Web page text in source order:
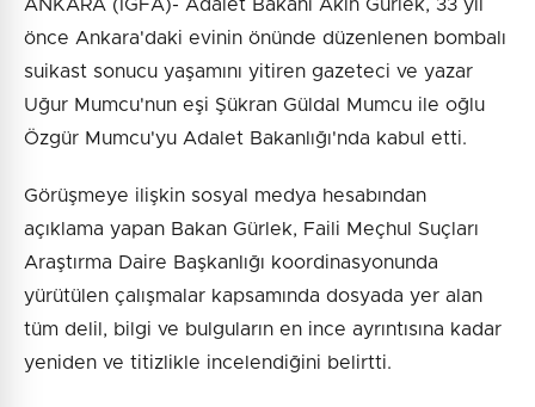
ANKARA (İGFA)- Adalet Bakanı Akın Gürlek, 33 yıl
önce Ankara'daki evinin önünde düzenlenen bombalı
suikast sonucu yaşamını yitiren gazeteci ve yazar
Uğur Mumcu'nun eşi Şükran Güldal Mumcu ile oğlu
Özgür Mumcu'yu Adalet Bakanlığı'nda kabul etti.
Görüşmeye ilişkin sosyal medya hesabından
açıklama yapan Bakan Gürlek, Faili Meçhul Suçları
Araştırma Daire Başkanlığı koordinasyonunda
yürütülen çalışmalar kapsamında dosyada yer alan
tüm delil, bilgi ve bulguların en ince ayrıntısına kadar
yeniden ve titizlikle incelendiğini belirtti.